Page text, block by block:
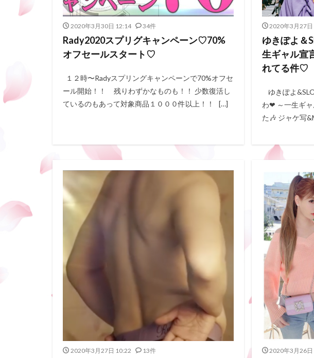
2020年3月30日 12:14 34件
Rady2020スプリグキャンペーン♡70%
オフセールスタート♡
１２時〜Radyスプリングキャンペーンで70%オフセ
ール開始！！ 残りわずかなものも！！ 少数復活し
ているのもあって対象商品１０００件以上！！ […]
2020年3月27日
ゆきぽよ＆
生ギャル宣
れてる件♡
ゆきぽよ
わ❤︎ ～一生ギ
た🎶 ジャケ写
2020年3月27日 10:22 13件 2020年3月26日